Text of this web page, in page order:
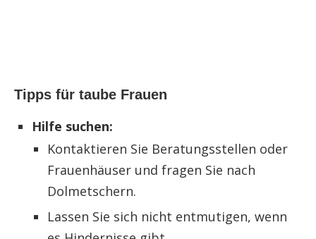
Tipps für taube Frauen
Hilfe suchen:
Kontaktieren Sie Beratungsstellen oder
Frauenhäuser und fragen Sie nach
Dolmetschern.
Lassen Sie sich nicht entmutigen, wenn